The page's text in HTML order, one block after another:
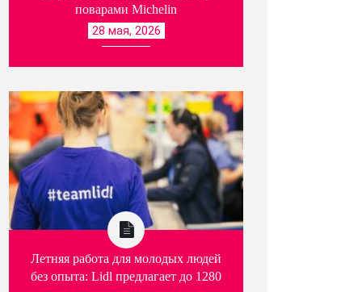
July 21, 2026
Французская соул-певица
Imany даст большой
July 16, 2026
поварами Michelin
28 мая, 2026
Летняя работа для молодых людей
без опыта: Lidl предлагает до 1280